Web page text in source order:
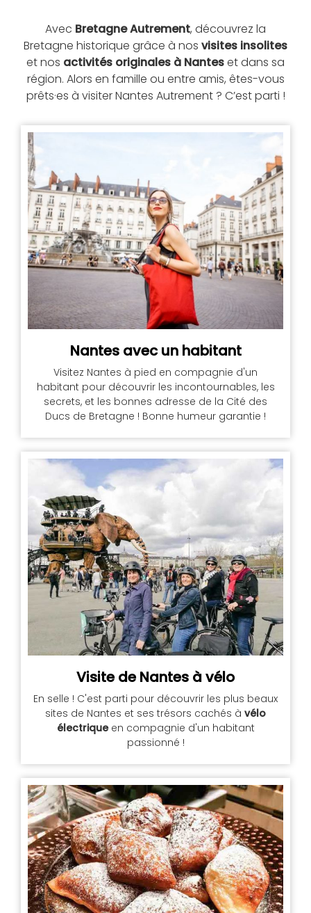
Avec Bretagne Autrement, découvrez la
Bretagne historique grâce à nos visites insolites
et nos activités originales à Nanteset dans sa
région. Alors en famille ou entre amis, êtes-vous
prêts·es à visiter Nantes Autrement ? C’est parti !
Nantes avec un habitant
Visitez Nantes à pied en compagnie d'un
habitant pour découvrir les incontournables, les
secrets, et les bonnes adresse de la Cité des
Ducs de Bretagne ! Bonne humeur garantie !
Visite de Nantes à vélo
En selle ! C'est parti pour découvrir les plus beaux
sites de Nantes et ses trésors cachés à vélo
électriqueen compagnie d'un habitant
passionné !